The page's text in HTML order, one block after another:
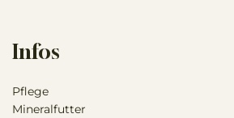
Infos
Pflege
Mineralfutter